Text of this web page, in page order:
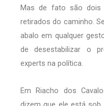
Mas de fato são dois
retirados do caminho.
abalo em qualquer
de desestabilizar o
experts na política.
Em Riacho dos